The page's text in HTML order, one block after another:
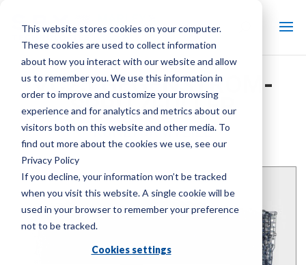
This website stores cookies on your computer.
These cookies are used to collect information
about how you interact with our website and allow
us to remember you. We use this information in
order to improve and customize your browsing
experience and for analytics and metrics about our
visitors both on this website and other media. To
find out more about the cookies we use, see our
Privacy Policy
If you decline, your information won’t be tracked
when you visit this website. A single cookie will be
used in your browser to remember your preference
not to be tracked.
Cookies settings
VC25 GEGENSTROM-
SPRITZFÜLLER
KÜHLTURMTEILE
Marke:Marley| Produktart: